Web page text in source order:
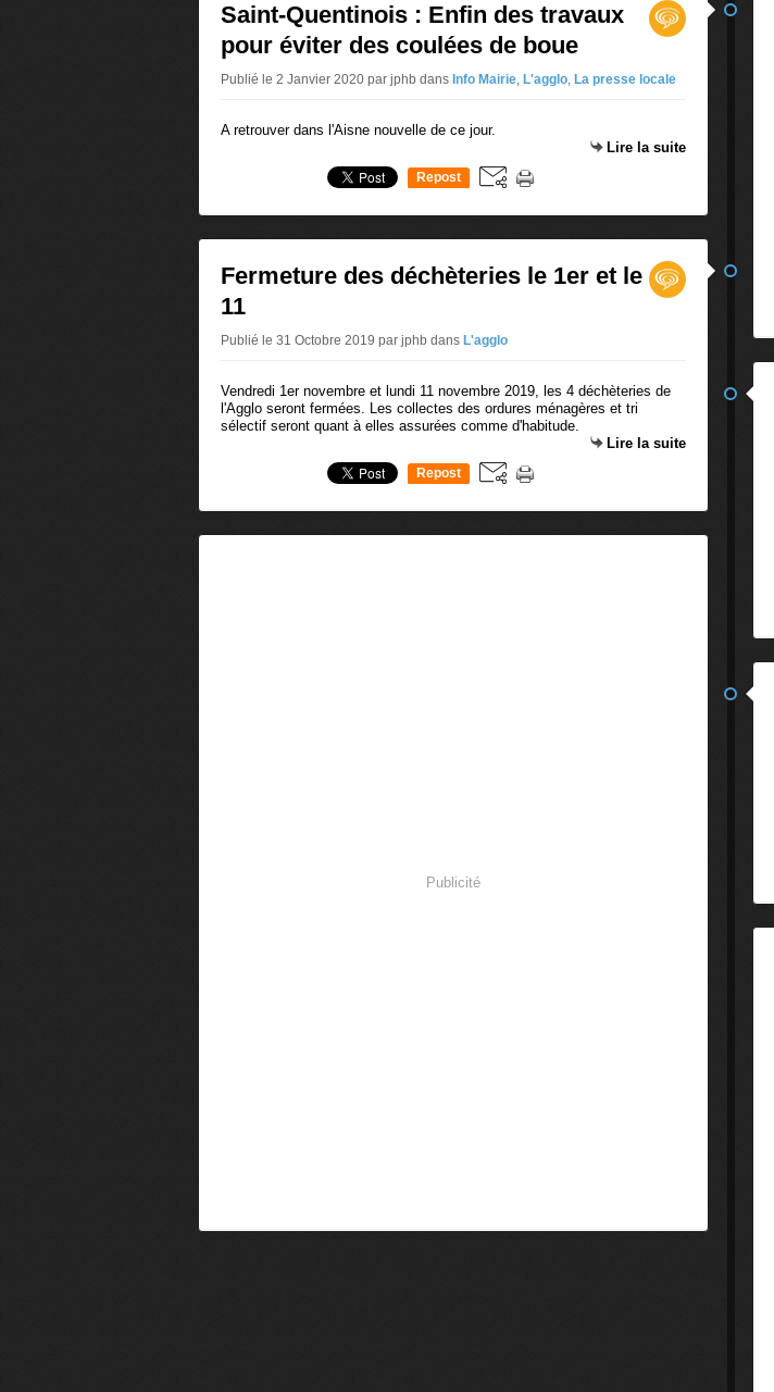
Saint-Quentinois : Enfin des travaux
pour éviter des coulées de boue
Publié le 2 Janvier 2020 par jphb dans Info Mairie, L'agglo, La presse locale
A retrouver dans l'Aisne nouvelle de ce jour.
Lire la suite
Repost
Fermeture des déchèteries le 1er et le
11
Publié le 31 Octobre 2019 par jphb dans L'agglo
Vendredi 1er novembre et lundi 11 novembre 2019, les 4 déchèteries de
l'Agglo seront fermées. Les collectes des ordures ménagères et tri
sélectif seront quant à elles assurées comme d'habitude.
Lire la suite
Repost
Publicité